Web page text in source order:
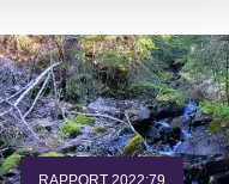
RAPPORT 2022:79